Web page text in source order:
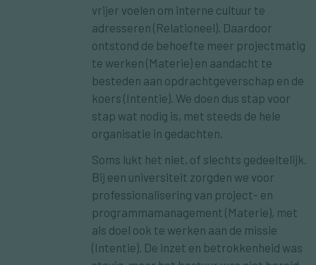
vrijer voelen om interne cultuur te
adresseren (Relationeel). Daardoor
ontstond de behoefte meer projectmatig
te werken (Materie) en aandacht te
besteden aan opdrachtgeverschap en de
koers (Intentie). We doen dus stap voor
stap wat nodig is, met steeds de hele
organisatie in gedachten.
Soms lukt het niet, of slechts gedeeltelijk.
Bij een universiteit zorgden we voor
professionalisering van project- en
programmamanagement (Materie), met
als doel ook te werken aan de missie
(Intentie). De inzet en betrokkenheid was